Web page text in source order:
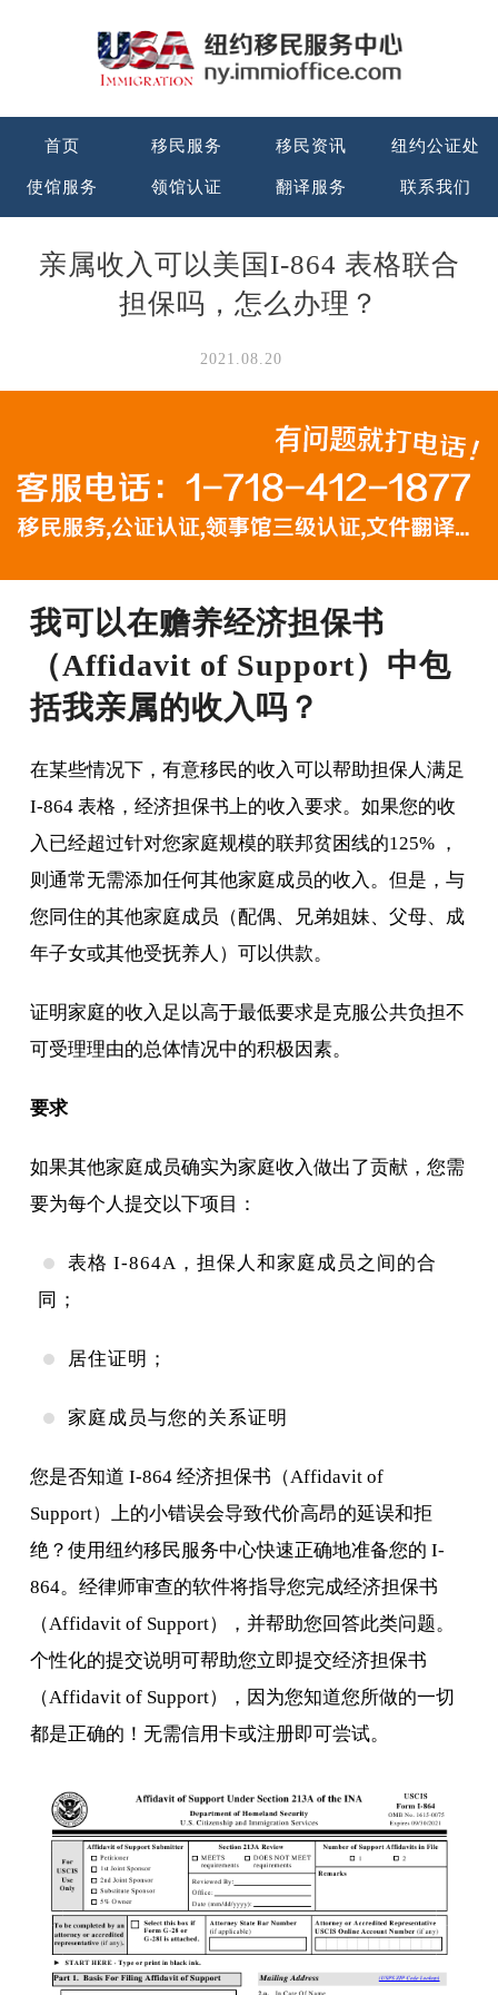
首页 移民服务 移民资讯 纽约公证处
使馆服务 领馆认证 翻译服务 联系我们
亲属收入可以美国I-864 表格联合
担保吗，怎么办理？
2021.08.20
我可以在赡养经济担保书
（Affidavit of Support）中包
括我亲属的收入吗？
在某些情况下，有意移民的收入可以帮助担保人满足
I-864 表格，经济担保书上的收入要求。如果您的收
入已经超过针对您家庭规模的联邦贫困线的125% ，
则通常无需添加任何其他家庭成员的收入。但是，与
您同住的其他家庭成员（配偶、兄弟姐妹、父母、成
年子女或其他受抚养人）可以供款。
证明家庭的收入足以高于最低要求是克服公共负担不
可受理理由的总体情况中的积极因素。
要求
如果其他家庭成员确实为家庭收入做出了贡献，您需
要为每个人提交以下项目：
表格 I-864A，担保人和家庭成员之间的合
同；
居住证明；
家庭成员与您的关系证明
您是否知道 I-864 经济担保书（Affidavit of
Support）上的小错误会导致代价高昂的延误和拒
绝？使用纽约移民服务中心快速正确地准备您的 I-
864。经律师审查的软件将指导您完成经济担保书
（Affidavit of Support），并帮助您回答此类问题。
个性化的提交说明可帮助您立即提交经济担保书
（Affidavit of Support），因为您知道您所做的一切
都是正确的！无需信用卡或注册即可尝试。